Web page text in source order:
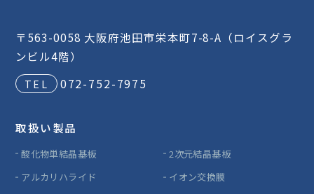
〒563-0058 大阪府池田市栄本町7-8-A（ロイスグラ
ンビル4階）
072-752-7975
取扱い製品
酸化物単結晶基板
アルカリハライド
2次元結晶基板
イオン交換膜